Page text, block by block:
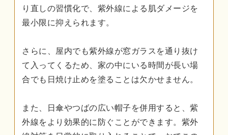
り直しの習慣化で、紫外線による肌ダメージを
最小限に抑えられます。
さらに、屋内でも紫外線が窓ガラスを通り抜け
て入ってくるため、家の中にいる時間が長い場
合でも日焼け止めを塗ることは欠かせません。
また、日傘やつばの広い帽子を併用すると、紫
外線をより効果的に防ぐことができます。紫外